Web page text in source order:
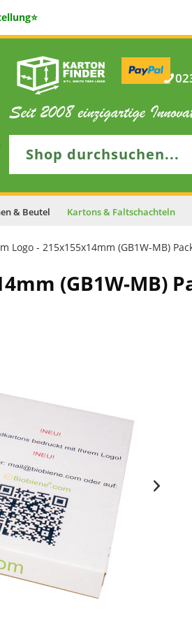
& Beutel Kartons & Faltschachteln
Logo - 215x155x14mm (GB1W-MB)
(GB1W-MB)